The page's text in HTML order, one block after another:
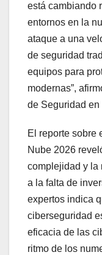
está cambiando
entornos en la
ataque a una
de seguridad
equipos para
modernas”,
de Seguridad
El reporte sobre
Nube 2026
complejidad y la
a la falta de
expertos indica
ciberseguridad
eficacia de las
ritmo de los